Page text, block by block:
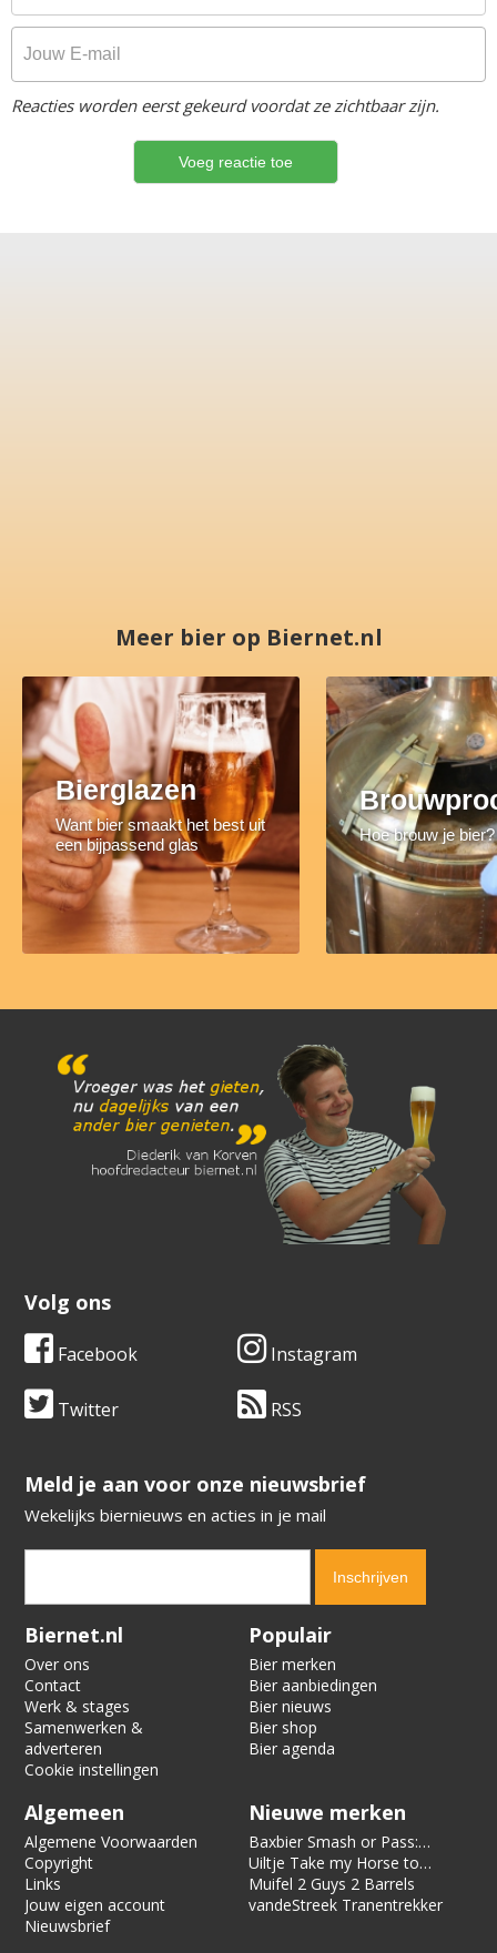
Reacties worden eerst gekeurd voordat ze zichtbaar zijn.
Meer bier op Biernet.nl
Bierglazen
Want bier smaakt het best uit
een bijpassend glas
Hoe brouw je bier?
Volg ons
Facebook Instagram
Twitter RSS
​​​​​​​Meld je aan voor onze nieuwsbrief
Wekelijks biernieuws en acties in je mail
Verification code:
Biernet.nl
Over ons
Contact
Werk & stages
Samenwerken &
adverteren
Cookie instellingen
Populair
Bier merken
Bier aanbiedingen
Bier nieuws
Bier shop
Bier agenda
Algemeen
Algemene Voorwaarden
Copyright
Links
Jouw eigen account
Nieuwsbrief
Nieuwe merken
Baxbier Smash or Pass:
Strata
Uiltje Take my Horse to
the Hotel Room
Muifel 2 Guys 2 Barrels
vandeStreek Tranentrekker